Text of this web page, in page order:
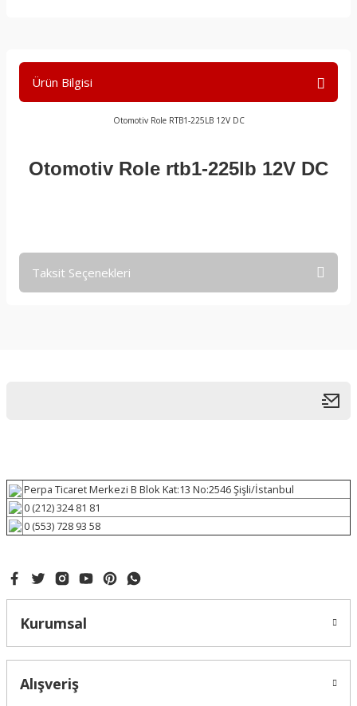
Ürün Bilgisi
Otomotiv Role RTB1-225LB 12V DC
Otomotiv Role rtb1-225lb 12V DC
Taksit Seçenekleri
Perpa Ticaret Merkezi B Blok Kat:13 No:2546 Şişli/İstanbul
0 (212) 324 81 81
0 (553) 728 93 58
Kurumsal
Alışveriş